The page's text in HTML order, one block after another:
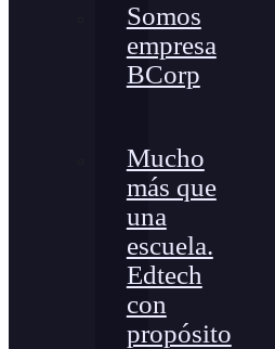
Somos
empresa
BCorp
Mucho
más que
una
escuela.
Edtech
con
propósito